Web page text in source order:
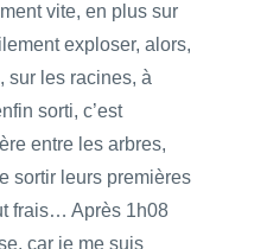
vite, en plus sur
exploser, alors,
sur les racines, à
sorti, c’est
entre les arbres,
sortir leurs premières
frais… Après 1h08
car je me suis